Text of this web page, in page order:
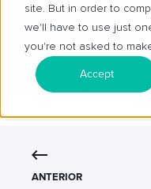
site. But in order to
we'll have to use just
you're not asked to
Accept
UNBOUND
CAPÍTULO
ANTERIOR